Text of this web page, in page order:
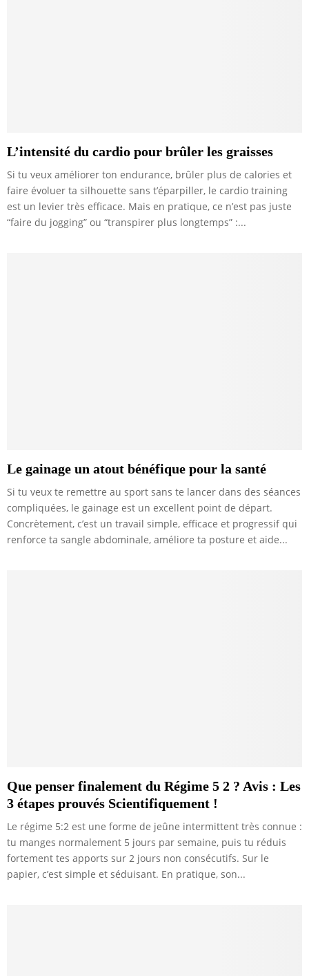
L’intensité du cardio pour brûler les graisses
Si tu veux améliorer ton endurance, brûler plus de calories et
faire évoluer ta silhouette sans t’éparpiller, le cardio training
est un levier très efficace. Mais en pratique, ce n’est pas juste
“faire du jogging” ou “transpirer plus longtemps” :...
Le gainage un atout bénéfique pour la santé
Si tu veux te remettre au sport sans te lancer dans des séances
compliquées, le gainage est un excellent point de départ.
Concrètement, c’est un travail simple, efficace et progressif qui
renforce ta sangle abdominale, améliore ta posture et aide...
Que penser finalement du Régime 5 2 ? Avis : Les
3 étapes prouvés Scientifiquement !
Le régime 5:2 est une forme de jeûne intermittent très connue :
tu manges normalement 5 jours par semaine, puis tu réduis
fortement tes apports sur 2 jours non consécutifs. Sur le
papier, c’est simple et séduisant. En pratique, son...